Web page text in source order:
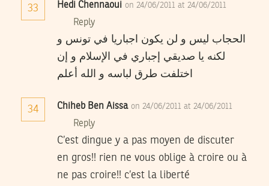
33 Hedi Chennaoui on 24/06/2011 at 24/06/2011
Reply
الحجاب ليس و لن يكون اجباريا في تونس و
لكنه يا صديقي إجباري في الإسلام و إن
اختلفت طرق لباسه و الله أعلم
34 Chiheb Ben Aissa on 24/06/2011 at 24/06/2011
Reply
C’est dingue y a pas moyen de discuter
en gros!! rien ne vous oblige à croire ou à
ne pas croire!! c’est la liberté